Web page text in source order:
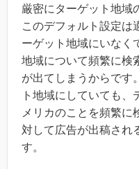
厳密にターゲット地域
このデフォルト設定は
ーゲット地域にいなく
地域について頻繁に検
が出てしまうからです
ト地域にしていても
メリカのことを頻繁に
対して広告が出稿され
す。